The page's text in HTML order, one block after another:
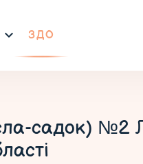
ЗДО
садок) №2